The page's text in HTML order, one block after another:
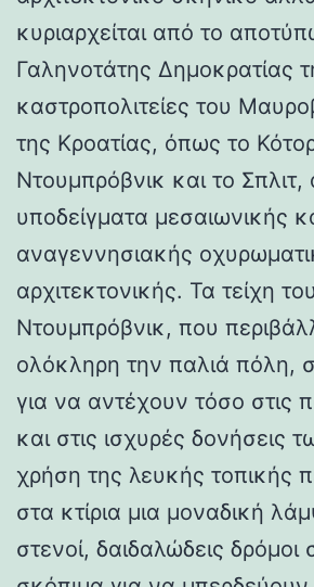
κυριαρχείται από το
Γαληνοτάτης Δημοκρατίας
καστροπολιτείες του
της Κροατίας, όπως το
Ντουμπρόβνικ και το
υποδείγματα μεσαιωνικής
αναγεννησιακής
αρχιτεκτονικής. Τα τείχη του
Ντουμπρόβνικ, που
ολόκληρη την παλιά πόλη,
για να αντέχουν τόσο στις
και στις ισχυρές δονήσεις
χρήση της λευκής τοπικής
στα κτίρια μια μοναδική
στενοί, δαιδαλώδεις δρόμοι